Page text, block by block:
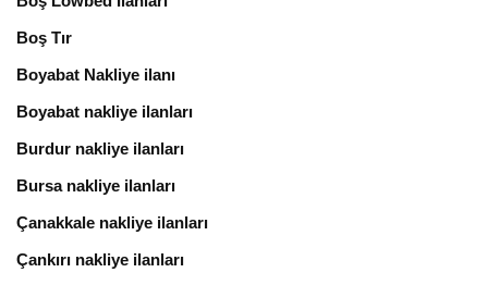
Boş Tır
Boyabat Nakliye ilanı
Boyabat nakliye ilanları
Burdur nakliye ilanları
Bursa nakliye ilanları
Çanakkale nakliye ilanları
Çankırı nakliye ilanları